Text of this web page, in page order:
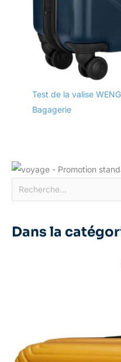
Test de la valise
Bagagerie
Dans la